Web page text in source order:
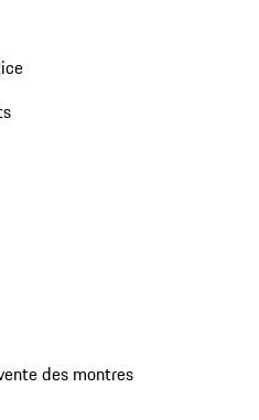
des montres